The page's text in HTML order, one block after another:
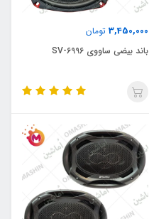
3,450,000 تومان
باند بیضی ساووی SV-6996